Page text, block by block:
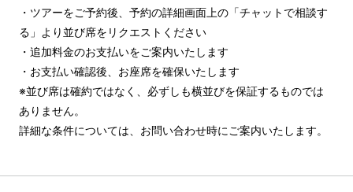
・ツアーをご予約後、予約の詳細画面上の「チャットで相談す
る」より並び席をリクエストください
・追加料金のお支払いをご案内いたします
・お支払い確認後、お座席を確保いたします
※並び席は確約ではなく、必ずしも横並びを保証するものでは
ありません。
詳細な条件については、お問い合わせ時にご案内いたします。